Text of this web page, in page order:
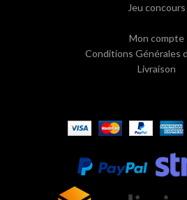
Jeu concours
Mon compte
Conditions Générales
Livraison